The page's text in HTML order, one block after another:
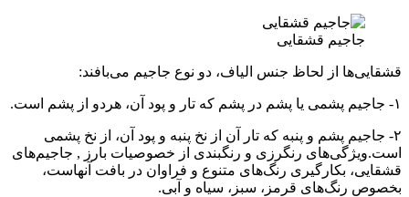
جاجیم قشقایی
قشقایی‌ها از لحاظ جنس الیاف، دو نوع جاجیم می‌بافند:
۱- جاجیم پشمی یا پشم در پشم که تار و پود آن، هردو از پشم است.
۲- جاجیم پشم و پنبه که تار آن از نخ پنبه و پود آن، از نخ پشمی
است.ویژگی‌های رنگرزی و رنگبندی از خصوصیات بارز , جاجیم‌های
قشقایی، بکارگیری رنگ‌های متنوع و فراوان در بافت آنهاست،
بخصوص رنگ‌های قرمز، سبز، سیاه و آبی.